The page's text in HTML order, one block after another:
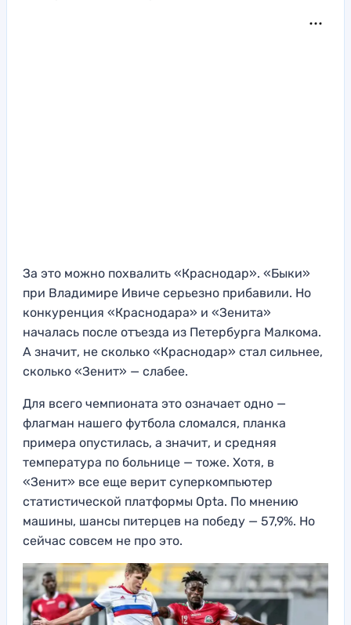
За это можно похвалить «Краснодар». «Быки»
при Владимире Ивиче серьезно прибавили. Но
конкуренция «Краснодара» и «Зенита»
началась после отъезда из Петербурга Малкома.
А значит, не сколько «Краснодар» стал сильнее,
сколько «Зенит» — слабее.
Для всего чемпионата это означает одно —
флагман нашего футбола сломался, планка
примера опустилась, а значит, и средняя
температура по больнице — тоже. Хотя, в
«Зенит» все еще верит суперкомпьютер
статистической платформы Opta. По мнению
машины, шансы питерцев на победу — 57,9%. Но
сейчас совсем не про это.